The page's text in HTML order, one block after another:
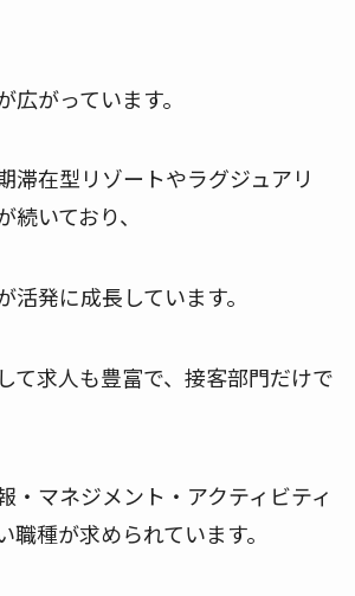
がっています。
滞在型リゾートやラグジュアリ
いており、
活発に成長しています。
て求人も豊富で、接客部門だけで
・マネジメント・アクティビティ
職種が求められています。